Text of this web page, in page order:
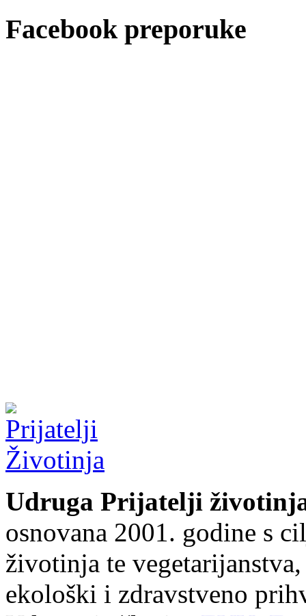
Facebook preporuke
Udruga Prijatelji
osnovana 2001. godine s
životinja te
ekološki i zdravstveno